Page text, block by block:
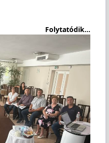
Folytatódik...